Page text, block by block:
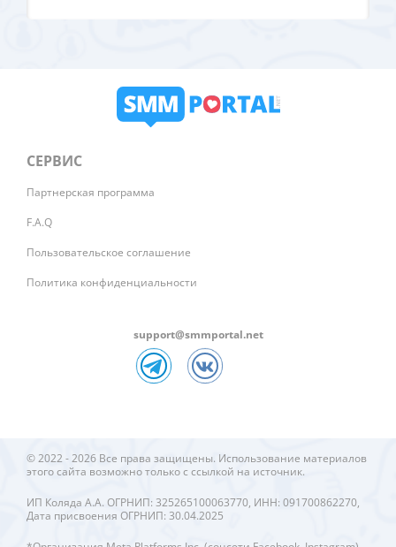
СЕРВИС
Партнерская программа
F.A.Q
Пользовательское соглашение
Политика конфиденциальности
support@smmportal.net
© 2022 - 2026 Все права защищены. Использование материалов
этого сайта возможно только с ссылкой на источник.
ИП Коляда А.А. ОГРНИП: 325265100063770, ИНН: 091700862270,
Дата присвоения ОГРНИП: 30.04.2025